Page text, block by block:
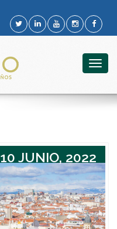
10 JUNIO, 2022